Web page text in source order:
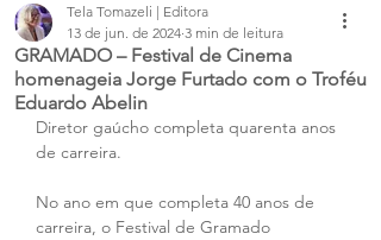
GRAMADO – Festival de Cinema
homenageia Jorge Furtado com o Troféu
Eduardo Abelin
Tela Tomazeli | Editora
13 de jun. de 2024 3 min de leitura
Diretor gaúcho completa quarenta anos
de carreira.
No ano em que completa 40 anos de
carreira, o Festival de Gramado